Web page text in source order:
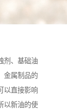
剂、基础油
金属制品的
以直接影响
以新油的使